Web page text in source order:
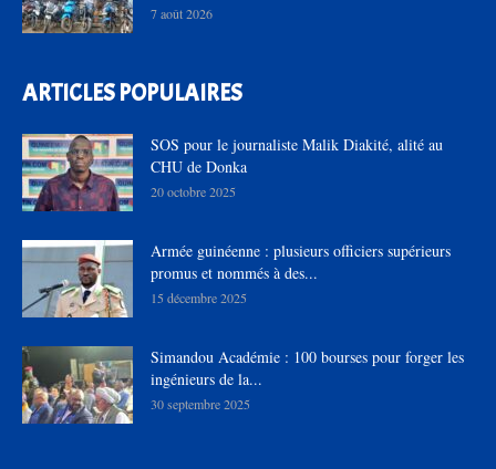
7 août 2026
ARTICLES POPULAIRES
SOS pour le journaliste Malik Diakité, alité au
CHU de Donka
20 octobre 2025
Armée guinéenne : plusieurs officiers supérieurs
promus et nommés à des...
15 décembre 2025
Simandou Académie : 100 bourses pour forger les
ingénieurs de la...
30 septembre 2025